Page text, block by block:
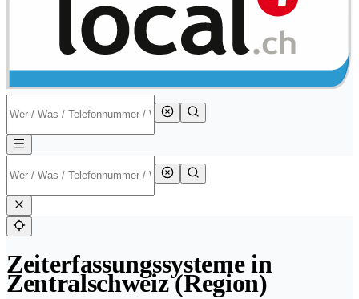
Zeiterfassungssysteme in
Zentralschweiz (Region)